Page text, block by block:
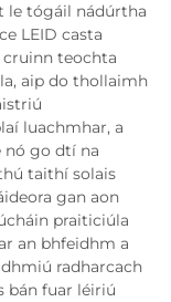
le tógáil nádúrtha
LEID casta
teochta
aip do thollaimh
luachmhar, a
nó go dtí na
taithí solais
gan aon
praiticiúla
an bhfeidhm a
radharcach
bán fuar léiriú